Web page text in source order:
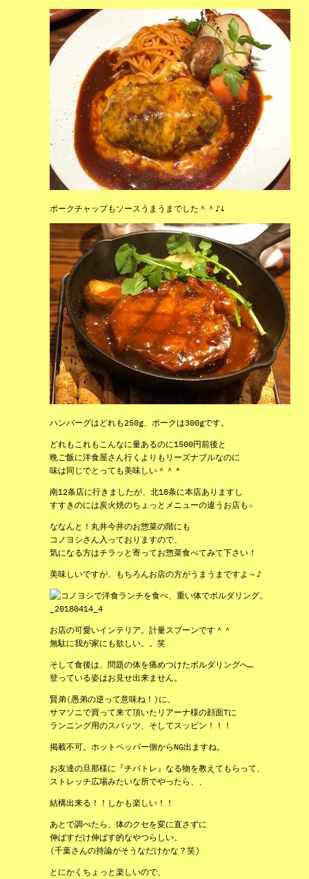
ポークチャップもソースうまうまでした＾＾♪↓
ハンバーグはどれも250g、ポークは300gです。
どれもこれもこんなに量あるのに1500円前後と
晩ご飯に洋食屋さん行くよりもリーズナブルなのに
味は同じでとっても美味しい＾＾＊
南12条店に行きましたが、北18条に本店ありますし
すすきのには炭火焼のちょっとメニューの違うお店も☆
ななんと！丸井今井のお惣菜の階にも
コノヨシさん入っておりますので、
気になる方はチラッと寄ってお惣菜食べてみて下さい！
美味しいですが、もちろんお店の方がうまうまですよ～♪
お店の可愛いインテリア。計量スプーンです＾＾
無駄に我が家にも欲しい。。笑
そして食後は、問題の体を痛めつけたボルダリングへ…
登っている姿はお見せ出来ません。
賢弟(愚弟の逆って意味ね！)に、
サマソニで買って来て頂いたリアーナ様の顔面Tに
ランニング用のスパッツ、そしてスッピン！！！
掲載不可。ホットペッパー側からNG出ますね。
お友達の旦那様に『チバトレ』なる物を教えてもらって、
ストレッチ広場みたいな所でやったら、、
結構出来る！！しかも楽しい！！
あとで調べたら、体のクセを変に直さずに
伸ばすだけ伸ばす的なやつらしい。
(千葉さんの持論がそうなだけかな？笑)
とにかくちょっと楽しいので、